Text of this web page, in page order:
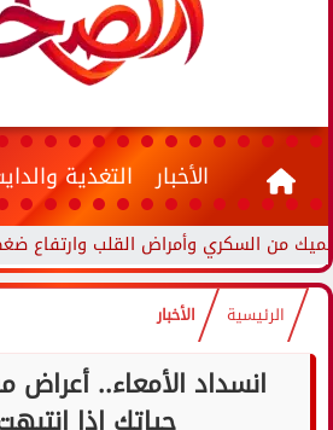
الأخبار التغذية
الرئيسية الأخبار
انسداد الأمعاء.. أعراض